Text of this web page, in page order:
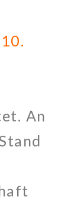
10.
An